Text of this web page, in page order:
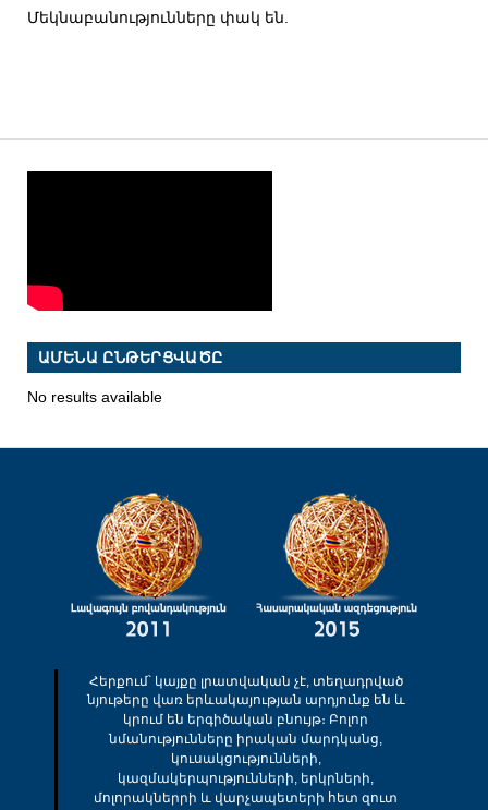
Մեկնաբանությունները փակ են.
ԱՄԵՆԱ ԸՆԹԵՐՑՎԱԾԸ
No results available
Հերքում՝ կայքը լրատվական չէ, տեղադրված
նյութերը վառ երևակայության արդյունք են և
կրում են երգիծական բնույթ։ Բոլոր
նմանությունները իրական մարդկանց,
կուսակցությունների,
կազմակերպությունների, երկրների,
մոլորակներրի և վարչապետերի հետ զուտ